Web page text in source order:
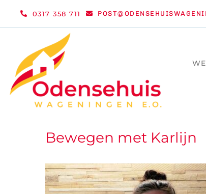
0317 358 711
Bewegen met Karlijn